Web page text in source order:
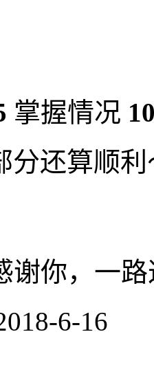
掌握情况
分还算顺
谢你，一
6-16